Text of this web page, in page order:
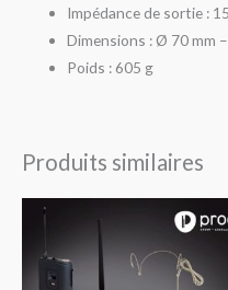
Impédance de sortie :
Dimensions : Ø 70 mm
Poids : 605 g
Produits similaires